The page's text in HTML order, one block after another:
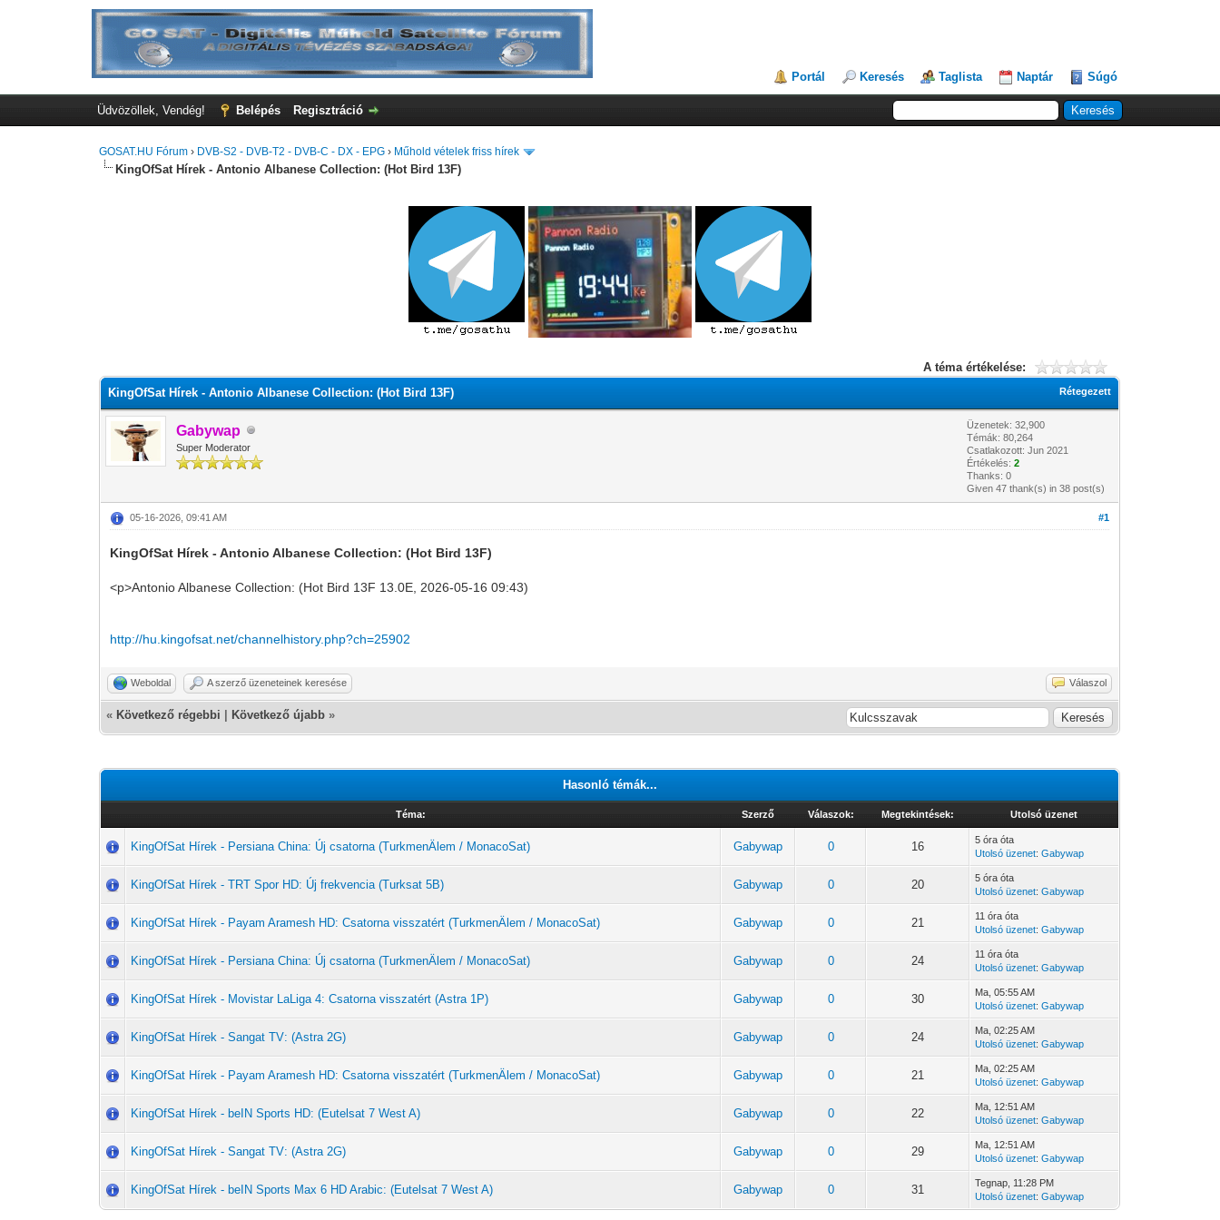
Portál Keresés Taglista Naptár Súgó
Üdvözöllek, Vendég! Belépés Regisztráció
GOSAT.HU Fórum › DVB-S2 - DVB-T2 - DVB-C - DX - EPG › Műhold vételek friss hírek
KingOfSat Hírek - Antonio Albanese Collection: (Hot Bird 13F)
A téma értékelése:
Rétegezett
KingOfSat Hírek - Antonio Albanese Collection: (Hot Bird 13F)
Gabywap
Super Moderator
Üzenetek: 32,900
Témák: 80,264
Csatlakozott: Jun 2021
Értékelés:2
Thanks: 0
Given 47 thank(s) in 38 post(s)
#1
05-16-2026, 09:41 AM
KingOfSat Hírek - Antonio Albanese Collection: (Hot Bird 13F)
<p>Antonio Albanese Collection: (Hot Bird 13F 13.0E, 2026-05-16 09:43)
http://hu.kingofsat.net/channelhistory.php?ch=25902
Weboldal A szerző üzeneteinek keresése Válaszol
« Következő régebbi Következő újabb »
Hasonló témák...
Téma: Szerző Válaszok: Megtekintések: Utolsó üzenet
KingOfSat Hírek - Persiana China: Új csatorna (TurkmenÄlem / MonacoSat) Gabywap 0 16
5 óra óta
Utolsó üzenet:Gabywap
KingOfSat Hírek - TRT Spor HD: Új frekvencia (Turksat 5B) Gabywap 0 20
5 óra óta
Utolsó üzenet:Gabywap
KingOfSat Hírek - Payam Aramesh HD: Csatorna visszatért (TurkmenÄlem / MonacoSat) Gabywap 0 21
11 óra óta
Utolsó üzenet:Gabywap
KingOfSat Hírek - Persiana China: Új csatorna (TurkmenÄlem / MonacoSat) Gabywap 0 24
11 óra óta
Utolsó üzenet:Gabywap
KingOfSat Hírek - Movistar LaLiga 4: Csatorna visszatért (Astra 1P) Gabywap 0 30 Ma , 05:55 AM
Utolsó üzenet:Gabywap
KingOfSat Hírek - Sangat TV: (Astra 2G) Gabywap 0 24 Ma , 02:25 AM
Utolsó üzenet:Gabywap
KingOfSat Hírek - Payam Aramesh HD: Csatorna visszatért (TurkmenÄlem / MonacoSat) Gabywap 0 21 Ma , 02:25 AM
Utolsó üzenet:Gabywap
KingOfSat Hírek - beIN Sports HD: (Eutelsat 7 West A) Gabywap 0 22 Ma , 12:51 AM
Utolsó üzenet:Gabywap
KingOfSat Hírek - Sangat TV: (Astra 2G) Gabywap 0 29 Ma , 12:51 AM
Utolsó üzenet:Gabywap
KingOfSat Hírek - beIN Sports Max 6 HD Arabic: (Eutelsat 7 West A) Gabywap 0 31 Tegnap , 11:28 PM
Utolsó üzenet:Gabywap